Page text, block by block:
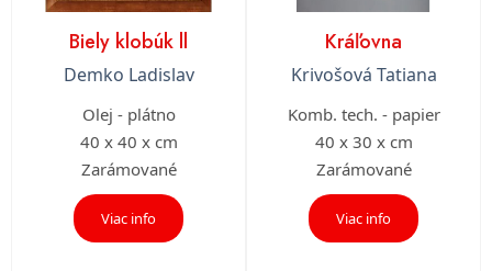
Biely klobúk ll
Demko Ladislav
Olej - plátno
40 x 40 x cm
Zarámované
Viac info
Kráľovna
Krivošová Tatiana
Komb. tech. - papier
40 x 30 x cm
Zarámované
Viac info